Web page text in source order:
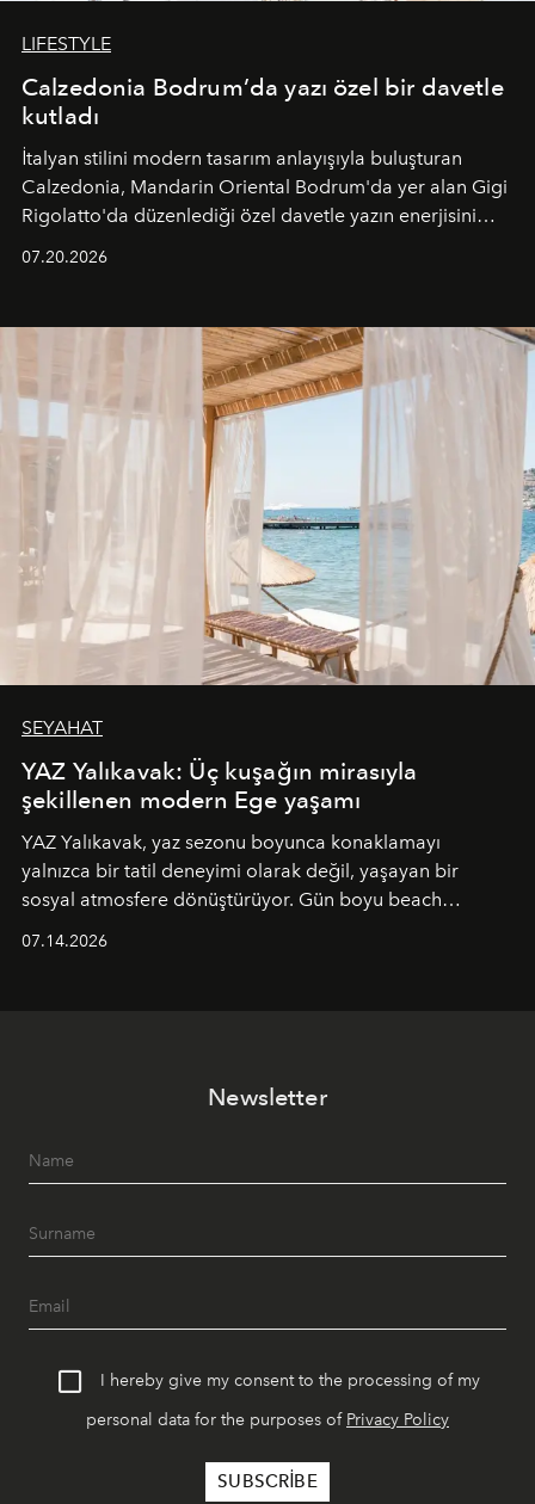
LIFESTYLE
Calzedonia Bodrum’da yazı özel bir davetle
kutladı
İtalyan stilini modern tasarım anlayışıyla buluşturan
Calzedonia, Mandarin Oriental Bodrum'da yer alan Gigi
Rigolatto'da düzenlediği özel davetle yazın enerjisini
07.20.2026
SEYAHAT
YAZ Yalıkavak: Üç kuşağın mirasıyla
şekillenen modern Ege yaşamı
YAZ Yalıkavak, yaz sezonu boyunca konaklamayı
yalnızca bir tatil deneyimi olarak değil, yaşayan bir
sosyal atmosfere dönüştürüyor. Gün boyu beach
geceye taşıyarak her hafta farklı bir deneyim sunuyor.
07.14.2026
Newsletter
I hereby give my consent to the processing of my
personal data for the purposes of Privacy Policy